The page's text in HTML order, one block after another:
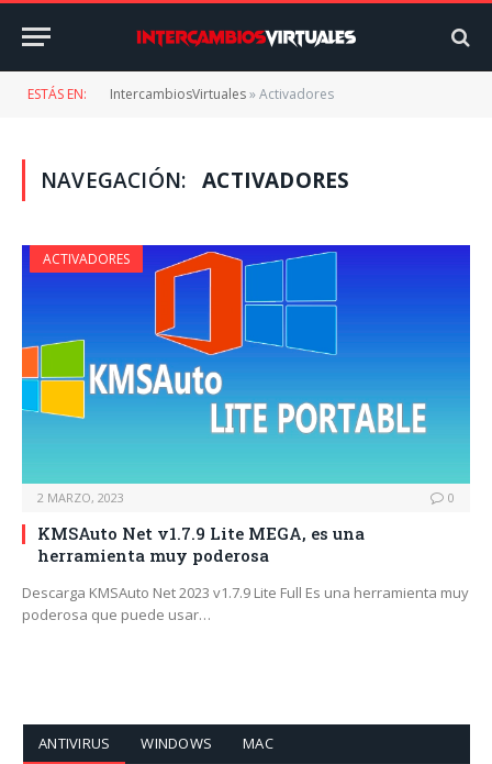
ESTÁS EN: IntercambiosVirtuales»Activadores
NAVEGACIÓN: ACTIVADORES
ACTIVADORES
2 MARZO, 2023 0
KMSAuto Net v1.7.9 Lite MEGA, es una
herramienta muy poderosa
Descarga KMSAuto Net 2023 v1.7.9 Lite Full Es una herramienta muy
poderosa que puede usar…
ANTIVIRUS WINDOWS MAC